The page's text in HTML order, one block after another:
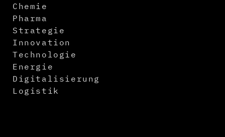
Chemie
Pharma
Strategie
Innovation
Technologie
Energie
Digitalisierung
Logistik